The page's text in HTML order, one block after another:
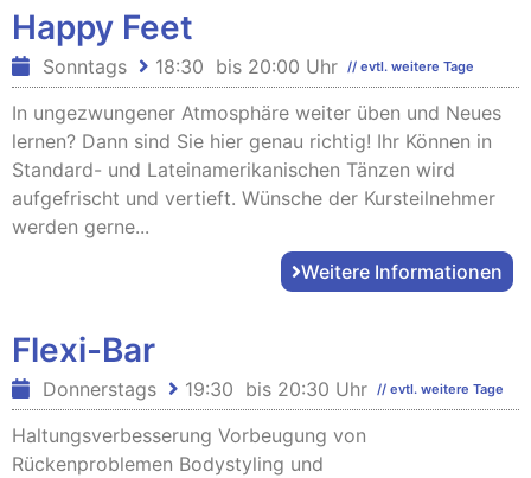
Happy Feet
Sonntags 18:30 bis 20:00 Uhr // evtl. weitere Tage
In ungezwungener Atmosphäre weiter üben und Neues
lernen? Dann sind Sie hier genau richtig! Ihr Können in
Standard- und Lateinamerikanischen Tänzen wird
aufgefrischt und vertieft. Wünsche der Kursteilnehmer
werden gerne...
Weitere Informationen
Flexi-Bar
Donnerstags 19:30 bis 20:30 Uhr // evtl. weitere Tage
Haltungsverbesserung Vorbeugung von
Rückenproblemen Bodystyling und